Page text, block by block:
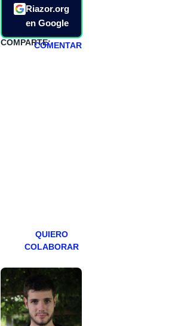
Riazor.org
en Google
COMPARTE:COMENTAR
QUIERO
COLABORAR